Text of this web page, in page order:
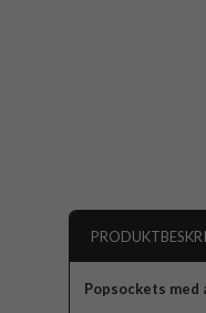
Popsockets